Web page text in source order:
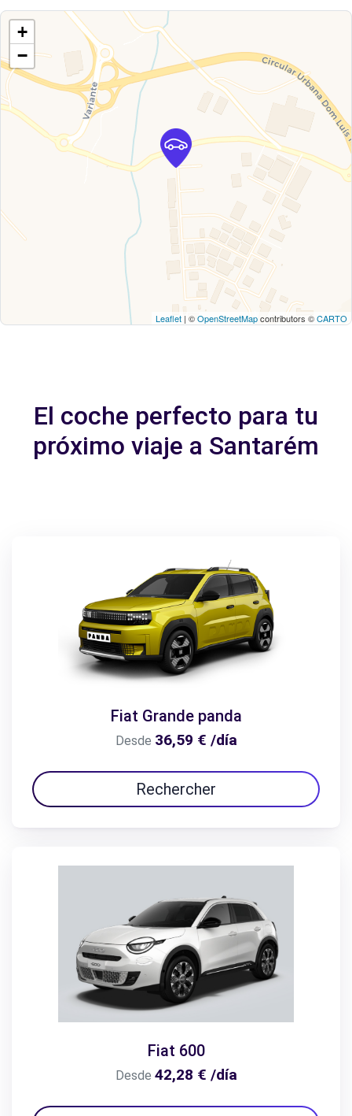
+
−
Leaflet | ©OpenStreetMapcontributors ©CARTO
El coche perfecto para tu
próximo viaje a Santarém
Fiat Grande panda
Desde 36,59 € /día
Rechercher
Fiat 600
Desde 42,28 € /día